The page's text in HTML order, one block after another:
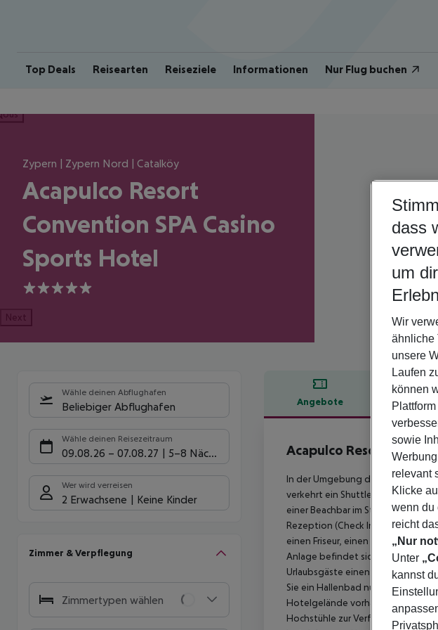
Top Deals Reisearten Reiseziele Informationen Nur Flug buchen
Zypern | Zypern Nord | Catalköy
Acapulco Resort
Convention SPA Casino
Sports Hotel
5
Next
Wähle deinen Abflughafen
Beliebiger Abflughafen
Wähle deinen Reisezeitraum
09.08.26 – 07.08.27 5-8 Nächte
Wer wird verreisen
2 Erwachsene Keine Kinder
Zimmer & Verpflegung
Zimmertypen wählen
Angebote
Acapulco Resort
In der Umgebung des
verkehrt ein Shuttle. Der Strand
einer Beachbar im Strandbereich
Rezeption (Check In rund um die
einen Friseur, einen Whirlpool,
Anlage befindet sich ein saisonal
Urlaubsgäste einen separaten
Sie ein Hallenbad nutzen.
Hotelgelände vorhanden. Zu
Hochstühle zur Verfügung
dass
um
Wir
ähnliche
unsere
Laufen
können
sowie
relevant
Klicke
wenn du
reicht
„Nur
Unter
kannst